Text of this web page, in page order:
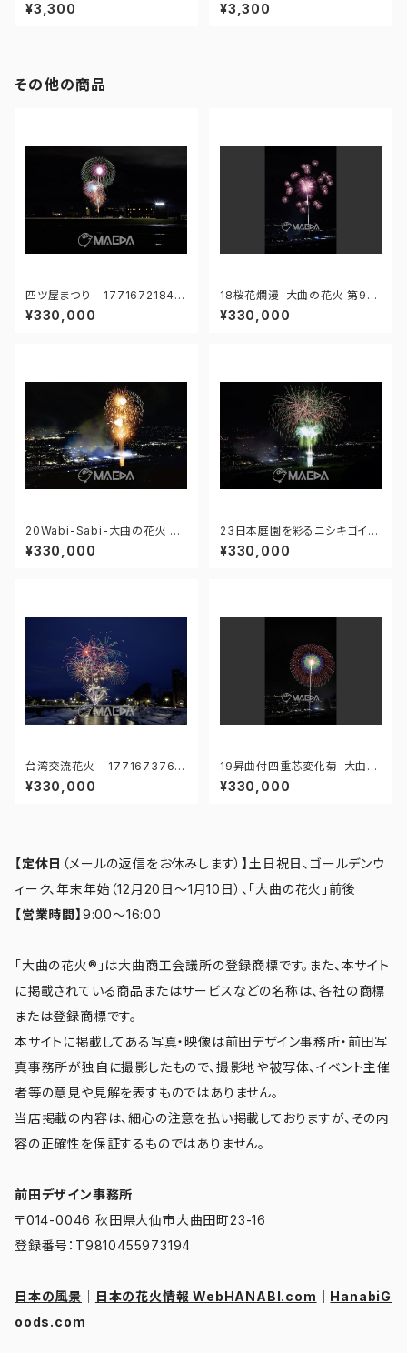
¥3,300 ¥3,300
その他の商品
四ツ屋まつり - 17716721849
0592
¥330,000
18桜花爛漫-大曲の花火 第97
回全国花火競技大会 - 176671
211725119
¥330,000
20Wabi-Sabi-大曲の花火 第
97回全国花火競技大会 - 176
671211959173
¥330,000
23日本庭園を彩るニシキゴイ-
大曲の花火 第97回全国花火競
技大会 - 176671212121689
¥330,000
台湾交流花火 - 1771673762
34282
¥330,000
19昇曲付四重芯変化菊-大曲の
花火 第97回全国花火競技大会
- 176671211762842
¥330,000
【定休日 （メールの返信をお休みします）】 土日祝日、ゴールデンウ
ィーク、年末年始（12月20日～1月10日）、「大曲の花火」前後
【営業時間】 9:00～16:00
「大曲の花火®」は大曲商工会議所の登録商標です。また、本サイト
に掲載されている商品またはサービスなどの名称は、各社の商標
または登録商標です。
本サイトに掲載してある写真・映像は前田デザイン事務所・前田写
真事務所が独自に撮影したもので、撮影地や被写体、イベント主催
者等の意見や見解を表すものではありません。
当店掲載の内容は、細心の注意を払い掲載しておりますが、その内
容の正確性を保証するものではありません。
前田デザイン事務所
〒014-0046 秋田県大仙市大曲田町23-16
登録番号：T9810455973194
日本の風景 日本の花火情報 WebHANABI.com
HanabiG
oods.com